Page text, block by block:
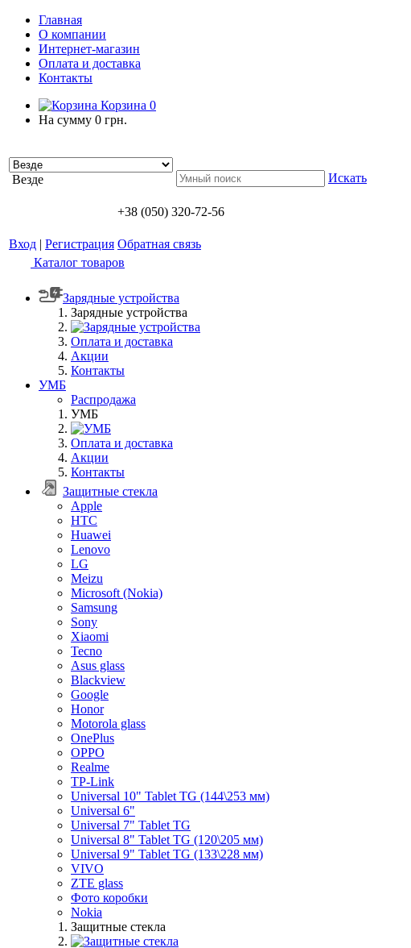
Главная
О компании
Интернет-магазин
Оплата и доставка
Контакты
Корзина 0
На сумму 0 грн.
Везде Искать
+38 (050) 320-72-56
Вход | Регистрация Обратная связь
Каталог товаров
Зарядные устройства
Зарядные устройства
Оплата и доставка
Акции
Контакты
УМБ
Распродажа
УМБ
Оплата и доставка
Акции
Контакты
Защитные стекла
Apple
HTC
Huawei
Lenovo
LG
Meizu
Microsoft (Nokia)
Samsung
Sony
Xiaomi
Tecno
Asus glass
Blackview
Google
Honor
Motorola glass
OnePlus
OPPO
Realme
TP-Link
Universal 10" Tablet TG (144\253 мм)
Universal 6"
Universal 7" Tablet TG
Universal 8" Tablet TG (120\205 мм)
Universal 9" Tablet TG (133\228 мм)
VIVO
ZTE glass
Фото коробки
Nokia
Защитные стекла